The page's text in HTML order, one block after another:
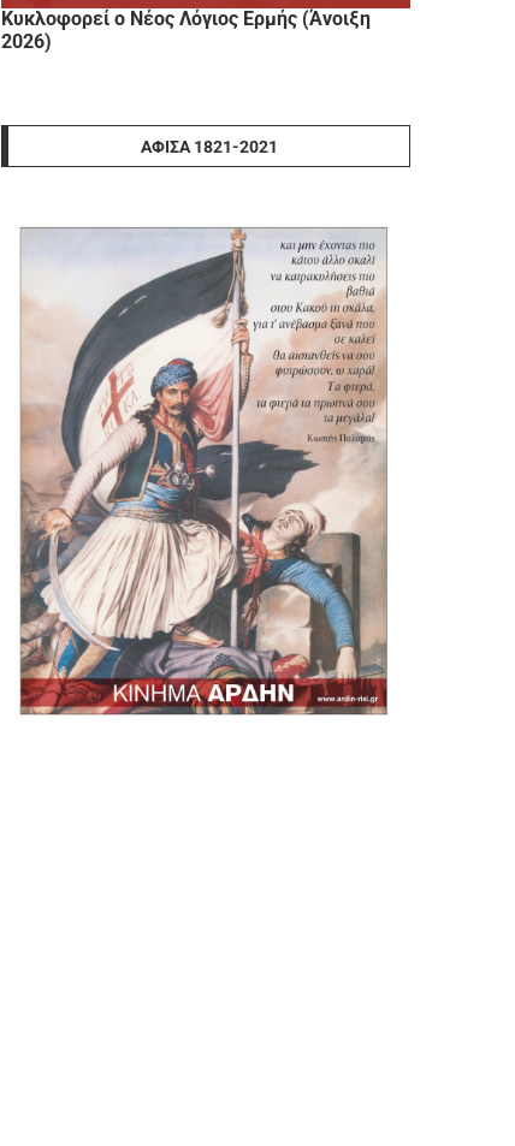
Κυκλοφορεί ο Νέος Λόγιος Ερμής (Άνοιξη
2026)
ΑΦΊΣΑ 1821-2021